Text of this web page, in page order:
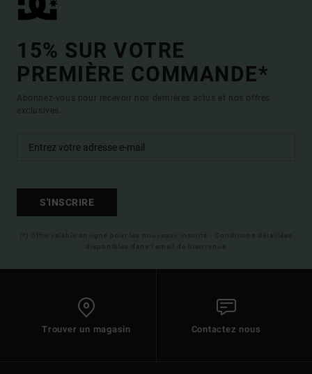
15% SUR VOTRE
PREMIÈRE COMMANDE*
Abonnez-vous pour recevoir nos dernières actus et nos offres
exclusives.
S'INSCRIRE
(*) Offre valable en ligne pour les nouveaux inscrits - Conditions détaillées
disponibles dans l'email de bienvenue
Trouver un magasin Contactez nous